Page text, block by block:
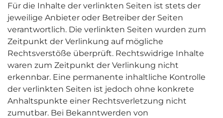
Für die Inhalte der verlinkten Seiten ist stets der
jeweilige Anbieter oder Betreiber der Seiten
verantwortlich. Die verlinkten Seiten wurden zum
Zeitpunkt der Verlinkung auf mögliche
Rechtsverstöße überprüft. Rechtswidrige Inhalte
waren zum Zeitpunkt der Verlinkung nicht
erkennbar. Eine permanente inhaltliche Kontrolle
der verlinkten Seiten ist jedoch ohne konkrete
Anhaltspunkte einer Rechtsverletzung nicht
zumutbar. Bei Bekanntwerden von